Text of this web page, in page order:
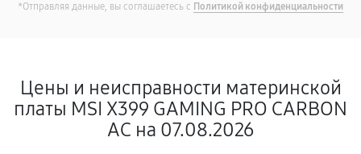
*Отправляя данные, вы соглашаетесь с Политикой конфиденциальности
Цены и неисправности материнской
платы MSI X399 GAMING PRO CARBON
AC на 07.08.2026